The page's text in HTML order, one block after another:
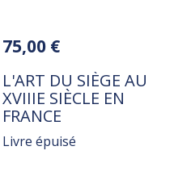
Variations
75,00 €
TITRE
L'ART DU SIÈGE AU
XVIIIE SIÈCLE EN
FRANCE
Livre épuisé